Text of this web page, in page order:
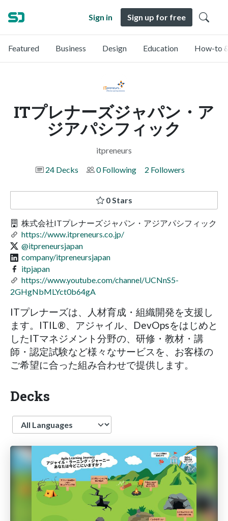
Sign in Sign up for free
Featured Business Design Education How-to
ITプレナーズジャパン・ア
ジアパシフィック
itpreneurs
24 Decks
0 Following 2 Followers
0 Stars
株式会社ITプレナーズジャパン・アジアパシフィック
https://www.itpreneurs.co.jp/
@itpreneursjapan
company/itpreneursjapan
itpjapan
https://www.youtube.com/channel/UCNnS5-
2GHgNbMLYct0b64gA
ITプレナーズは、人材育成・組織開発を支援し
ます。ITIL®、アジャイル、DevOpsをはじめと
したITマネジメント分野の、研修・教材・講
師・認定試験など様々なサービスを、お客様の
ご希望に合った組み合わせで提供します。
Decks
Language